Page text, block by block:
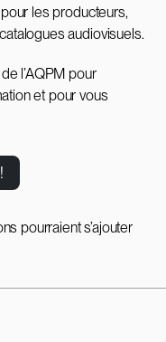
les producteurs,
audiovisuels.
l’AQPM pour
et pour vous
pourraient s’ajouter